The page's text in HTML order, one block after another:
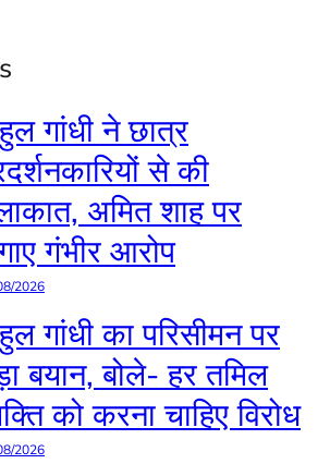
गांधी ने छात्र
से की
अमित शाह पर
गंभीर आरोप
2026
गांधी का परिसीमन पर
बयान, बोले- हर तमिल
को करना चाहिए विरोध
2026